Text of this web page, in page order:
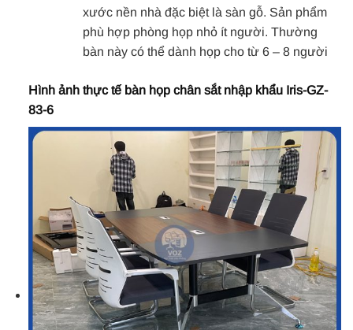
xước nền nhà đặc biệt là sàn gỗ. Sản phẩm
phù hợp phòng họp nhỏ ít người. Thường
bàn này có thể dành họp cho từ 6 – 8 người
Hình ảnh thực tế bàn họp chân sắt nhập khẩu Iris-GZ-
83-6